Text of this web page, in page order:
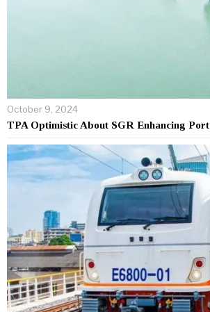
October 9, 2024
TPA Optimistic About SGR Enhancing